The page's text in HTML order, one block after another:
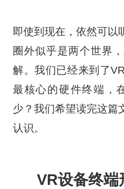
即使到现在，依然可以
圈外似乎是两个世界
解。我们已经来到了
最核心的硬件终端，
少？我们希望读完这篇
认识。
VR设备终